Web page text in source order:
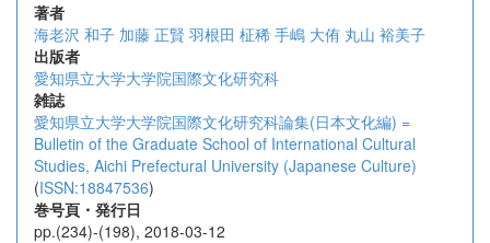
著者
海老沢 和子 加藤 正賢 羽根田 柾稀 手嶋 大侑 丸山 裕美子
出版者
愛知県立大学大学院国際文化研究科
雑誌
愛知県立大学大学院国際文化研究科論集(日本文化編) =
Bulletin of the Graduate School of International Cultural
Studies, Aichi Prefectural University (Japanese Culture)
(ISSN:18847536)
巻号頁・発行日
pp.(234)-(198), 2018-03-12